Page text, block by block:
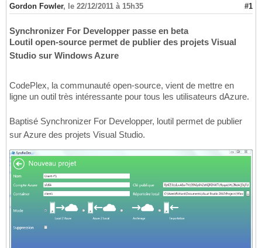
Gordon Fowler, le 22/12/2011 à 15h35 #1
Synchronizer For Developper passe en beta
Loutil open-source permet de publier des projets Visual
Studio sur Windows Azure
CodePlex, la communauté open-source, vient de mettre en
ligne un outil très intéressante pour tous les utilisateurs dAzure.
Baptisé Synchronizer For Developper, loutil permet de publier
sur Azure des projets Visual Studio.